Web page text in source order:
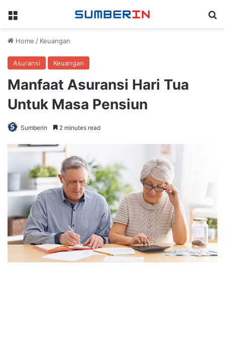
Menu
Home / Keuangan
Asuransi Keuangan
Manfaat Asuransi Hari Tua
Untuk Masa Pensiun
Sumberin 2 minutes read